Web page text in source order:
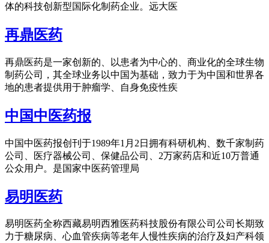
体的科技创新型国际化制药企业。远大医
再鼎医药
再鼎医药是一家创新的、以患者为中心的、商业化的全球生物
制药公司，其全球业务以中国为基础，致力于为中国和世界各
地的患者提供用于肿瘤学、自身免疫性疾
中国中医药报
中国中医药报创刊于1989年1月2日拥有科研机构、数千家制药
公司、医疗器械公司、保健品公司、2万家药店和近10万普通
公众用户。是国家中医药管理局
易明医药
易明医药全称西藏易明西雅医药科技股份有限公司公司长期致
力于糖尿病、心血管疾病等老年人慢性疾病的治疗及妇产科领